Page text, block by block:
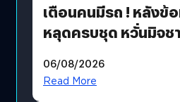
เตือนคนมีรถ ! หลังข้
หลุดครบชุด หวั่นมิจช
รหัสผ่านหลุด ไม่ใช่แฮ
06/08/2026
Read More